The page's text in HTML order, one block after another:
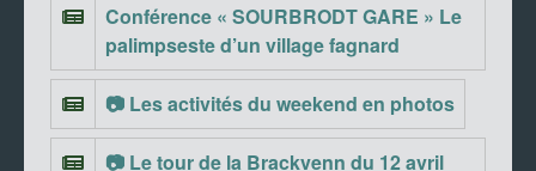
Conférence « SOURBRODT GARE » Le
palimpseste d’un village fagnard
📷 Les activités du weekend en photos
📷 Le tour de la Brackvenn du 12 avril